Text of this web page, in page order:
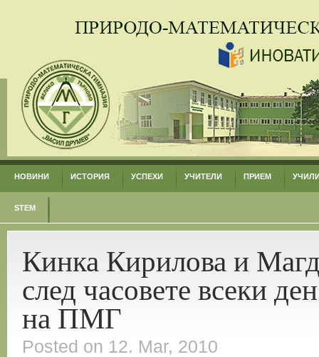
НОВИНИ ИСТОРИЯ УСПЕХИ УЧИТЕЛИ ПРИЕМ
STEM
Кинка Кирилова и
след часовете всеки
на ПМГ
Posted on 12. Mar, 2010